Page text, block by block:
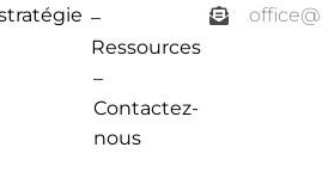
–
Ressources
–
Contactez-
nous